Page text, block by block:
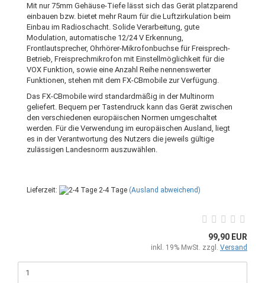
Mit nur 75mm Gehäuse-Tiefe lässt sich das Gerät platzparend
einbauen bzw. bietet mehr Raum für die Luftzirkulation beim
Einbau im Radioschacht. Solide Verarbeitung, gute
Modulation, automatische 12/24 V Erkennung,
Frontlautsprecher, Ohrhörer-Mikrofonbuchse für Freisprech-
Betrieb, Freisprechmikrofon mit Einstellmöglichkeit für die
VOX Funktion, sowie eine Anzahl Reihe nennenswerter
Funktionen, stehen mit dem FX-CBmobile zur Verfügung.
Das FX-CBmobile wird standardmäßig in der Multinorm
geliefert. Bequem per Tastendruck kann das Gerät zwischen
den verschiedenen europäischen Normen umgeschaltet
werden. Für die Verwendung im europäischen Ausland, liegt
es in der Verantwortung des Nutzers die jeweils gültige
zulässigen Landesnorm auszuwählen.
Lieferzeit: 2-4 Tage (Ausland abweichend)
99,90 EUR
inkl. 19% MwSt. zzgl. Versand